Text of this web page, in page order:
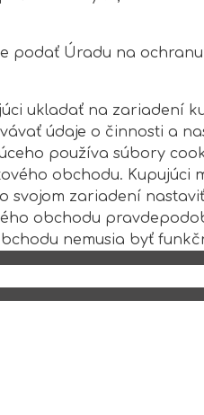
podať Úradu na
ukladať na zariadení
údaje o činnosti a
používa súbory
obchodu. Kupujúci
zariadení
obchodu
nemusia byť